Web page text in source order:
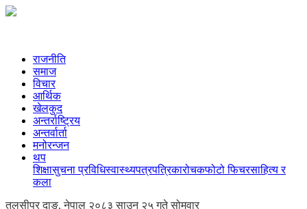
राजनीति
समाज
विचार
आर्थिक
खेलकुद
अन्तर्राष्ट्रिय
अन्तर्वार्ता
मनोरन्जन
थप
शिक्षासुचना प्रविधिस्वास्थ्यपत्रपत्रिकारोचकफोटो फिचरसाहित्य र
कला
तुलसीपुर दाङ, नेपाल २०८३ साउन २५ गते सोमवार